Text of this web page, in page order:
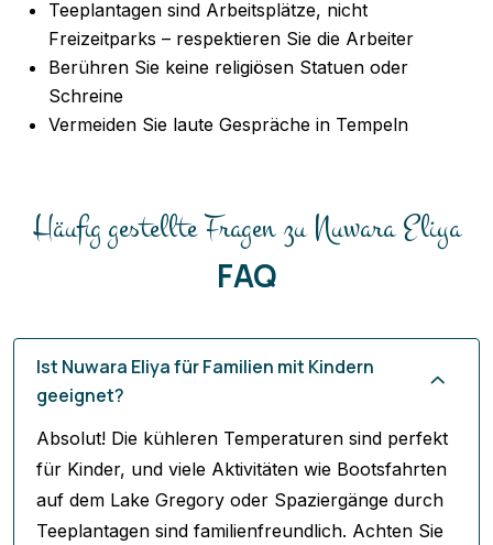
Teeplantagen sind Arbeitsplätze, nicht
Freizeitparks – respektieren Sie die Arbeiter
Berühren Sie keine religiösen Statuen oder
Schreine
Vermeiden Sie laute Gespräche in Tempeln
Häufig gestellte Fragen zu Nuwara Eliya
FAQ
Ist Nuwara Eliya für Familien mit Kindern
geeignet?
Absolut! Die kühleren Temperaturen sind perfekt
für Kinder, und viele Aktivitäten wie Bootsfahrten
auf dem Lake Gregory oder Spaziergänge durch
Teeplantagen sind familienfreundlich. Achten Sie